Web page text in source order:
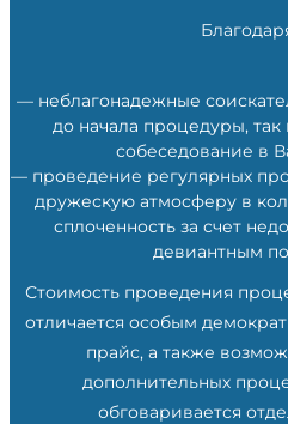
— неблагонадежные
до начала процедуры,
собеседование в
— проведение регулярных
дружескую атмосферу в
сплоченность за счет
девиантным
Стоимость проведения
отличается особым
прайс, а также
дополнительных
обговаривается